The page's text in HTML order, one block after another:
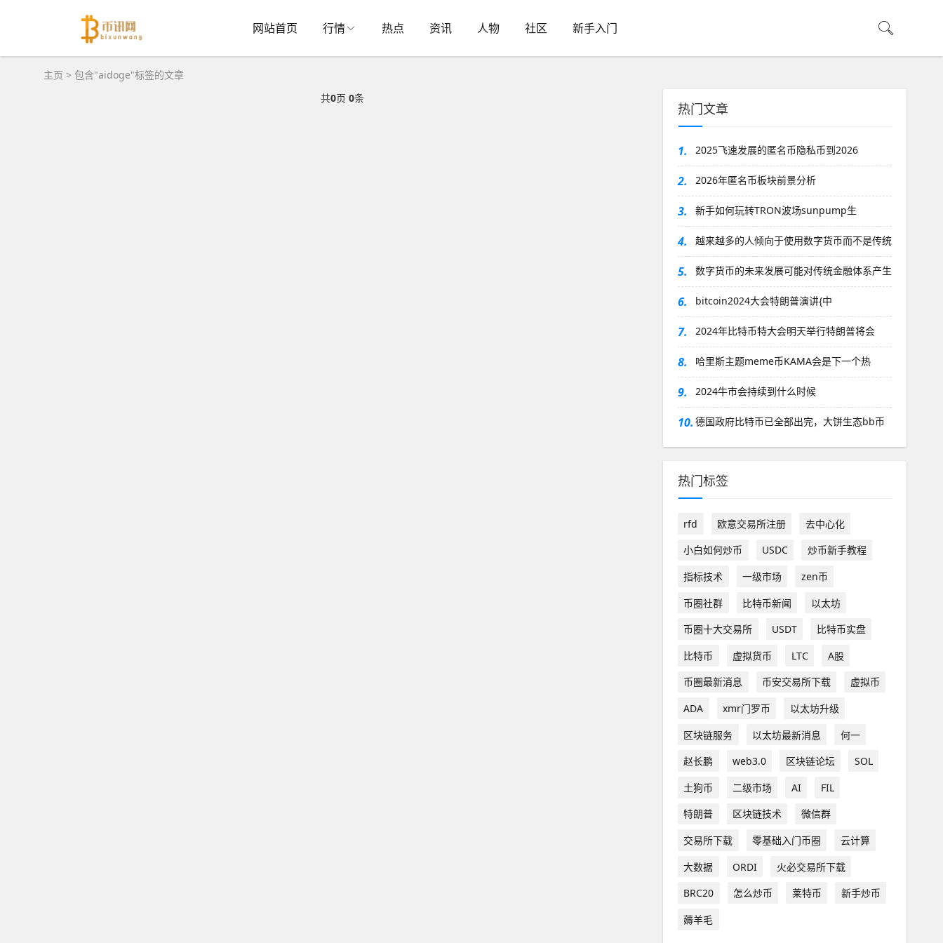
网站首页 行情 热点 资讯 人物 社区 新手入门
主页 > 包含"aidoge"标签的文章
共0页0条
热门文章
1. 2025飞速发展的匿名币隐私币到2026
2. 2026年匿名币板块前景分析
3. 新手如何玩转TRON波场sunpump生
4. 越来越多的人倾向于使用数字货币而不是传统
5. 数字货币的未来发展可能对传统金融体系产生
6. bitcoin2024大会特朗普演讲{中
7. 2024年比特币特大会明天举行特朗普将会
8. 哈里斯主题meme币KAMA会是下一个热
9. 2024牛市会持续到什么时候
10. 德国政府比特币已全部出完，大饼生态bb币
热门标签
rfd 欧意交易所注册
去中心化
小白如何炒币
USDC
炒币新手教程
指标技术
一级市场
zen币
币圈社群
比特币新闻
以太坊
币圈十大交易所
USDT
比特币实盘
比特币
虚拟货币 LTC
A股
币圈最新消息
币安交易所下载
虚拟币
ADA
xmr门罗币
以太坊升级
区块链服务
以太坊最新消息
何一
赵长鹏
web3.0 区块链论坛
SOL
土狗币
二级市场 AI
FIL
特朗普
区块链技术
微信群
交易所下载
零基础入门币圈
云计算
大数据
ORDI
火必交易所下载
BRC20
怎么炒币 莱特币
新手炒币
薅羊毛